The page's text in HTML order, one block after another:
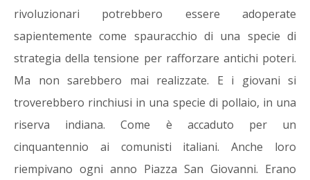
rivoluzionari potrebbero essere adoperate
sapientemente come spauracchio di una specie di
strategia della tensione per rafforzare antichi poteri.
Ma non sarebbero mai realizzate. E i giovani si
troverebbero rinchiusi in una specie di pollaio, in una
riserva indiana. Come è accaduto per un
cinquantennio ai comunisti italiani. Anche loro
riempivano ogni anno Piazza San Giovanni. Erano